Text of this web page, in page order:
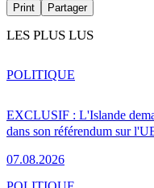
Print Partager
LES PLUS LUS
EXCLUSIF : L'Islande
dans son référendum sur
07.08.2026
POLITIQUE